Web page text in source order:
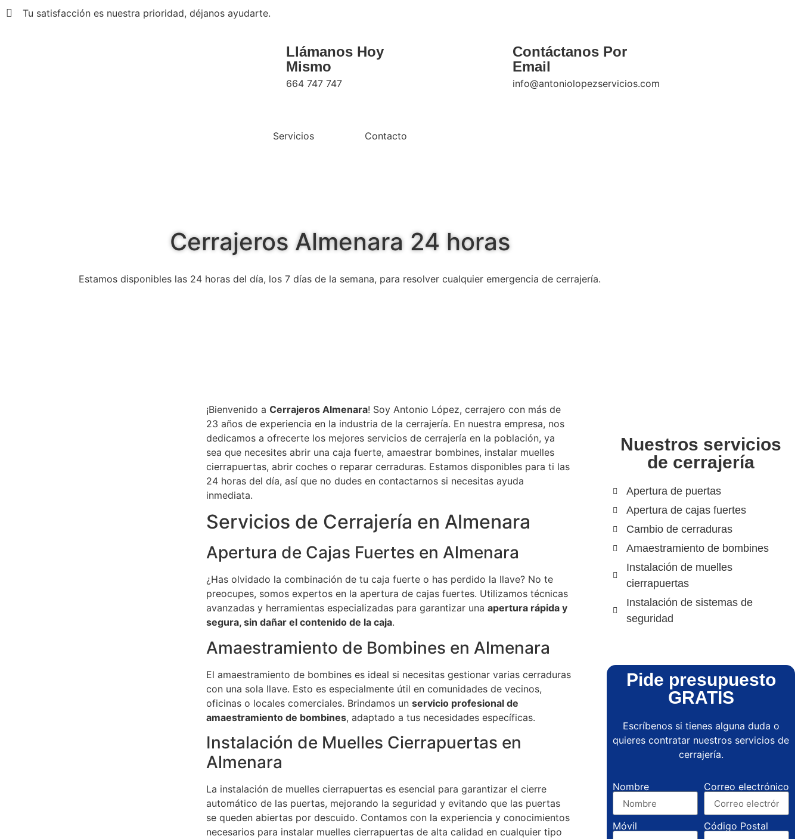
Tu satisfacción es nuestra prioridad, déjanos ayudarte.
Llámanos Hoy
Mismo
664 747 747
Contáctanos Por
Email
info@antoniolopezservicios.com
Servicios Contacto
Cerrajeros Almenara 24 horas
Estamos disponibles las 24 horas del día, los 7 días de la semana, para resolver cualquier emergencia de cerrajería.
¡Bienvenido a Cerrajeros Almenara! Soy Antonio López, cerrajero con más de
23 años de experiencia en la industria de la cerrajería. En nuestra empresa, nos
dedicamos a ofrecerte los mejores servicios de cerrajería en la población, ya
sea que necesites abrir una caja fuerte, amaestrar bombines, instalar muelles
cierrapuertas, abrir coches o reparar cerraduras. Estamos disponibles para ti las
24 horas del día, así que no dudes en contactarnos si necesitas ayuda
inmediata.
Servicios de Cerrajería en Almenara
Apertura de Cajas Fuertes en Almenara
¿Has olvidado la combinación de tu caja fuerte o has perdido la llave? No te
preocupes, somos expertos en la apertura de cajas fuertes. Utilizamos técnicas
avanzadas y herramientas especializadas para garantizar una apertura rápida y
segura, sin dañar el contenido de la caja.
Amaestramiento de Bombines en Almenara
El amaestramiento de bombines es ideal si necesitas gestionar varias cerraduras
con una sola llave. Esto es especialmente útil en comunidades de vecinos,
oficinas o locales comerciales. Brindamos un servicio profesional de
amaestramiento de bombines, adaptado a tus necesidades específicas.
Instalación de Muelles Cierrapuertas en
Almenara
La instalación de muelles cierrapuertas es esencial para garantizar el cierre
automático de las puertas, mejorando la seguridad y evitando que las puertas
se queden abiertas por descuido. Contamos con la experiencia y conocimientos
necesarios para instalar muelles cierrapuertas de alta calidad en cualquier tipo
Nuestros servicios
de cerrajería
Apertura de puertas
Apertura de cajas fuertes
Cambio de cerraduras
Amaestramiento de bombines
Instalación de muelles
cierrapuertas
Instalación de sistemas de
seguridad
Pide presupuesto
GRATIS
Escríbenos si tienes alguna duda o
quieres contratar nuestros servicios de
cerrajería.
Nombre Correo electrónico
Móvil Código Postal